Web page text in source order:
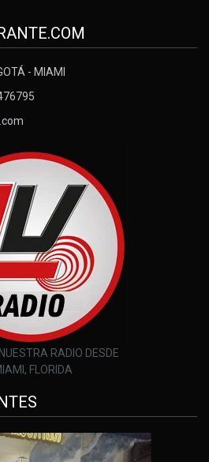
- MIAMI
RADIO DESDE
FLORIDA